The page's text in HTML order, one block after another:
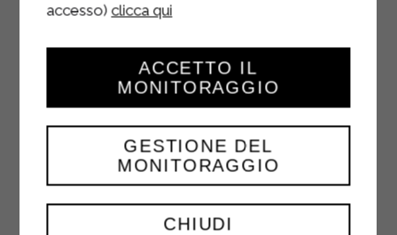
À ce moment-là, retirez la timbale du
four et, à l'aide de la pointe d'un
couteau, détachez le bouillon de la
casserole.
Couvrir le plat d'une assiette de
service et retourner la timbale. Servir
accesso) clicca qui
CHIUDI
GESTIONE DEL
MONITORAGGIO
ACCETTO IL
MONITORAGGIO